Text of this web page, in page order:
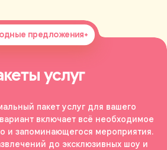
предложения
услуг
пакет услуг для вашего
включает всё необходимое
и запоминающегося мероприятия.
до эксклюзивных шоу и